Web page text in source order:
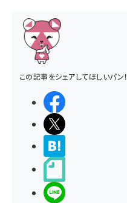
この記事をシェアしてほしいパン！